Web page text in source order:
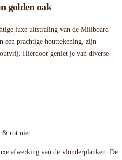
golden oak
luxe uitstraling van de Millboard
een prachtige houttekening, zijn
Hierdoor geniet je van diverse
& rot niet.
afwerking van de vlonderplanken. De